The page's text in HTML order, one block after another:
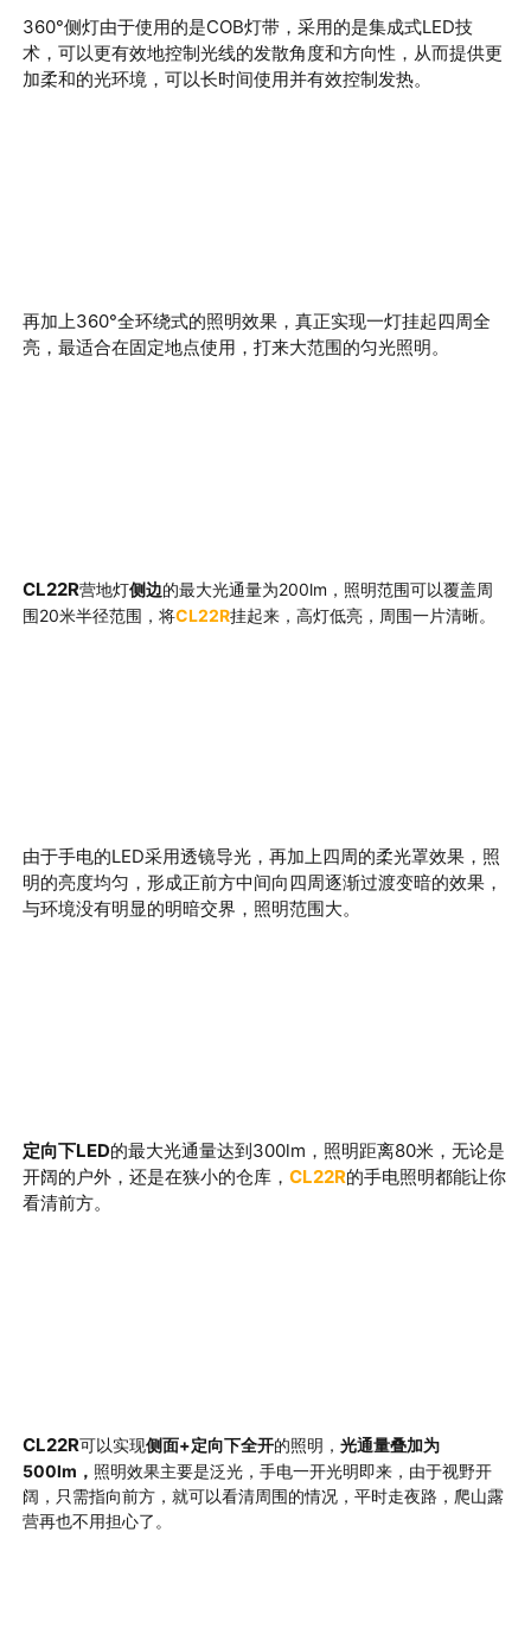
360°侧灯由于使用的是COB灯带 ，采用的是集成式LED技
术，可以更有效地控制光线的发散角度和方向性，从而提供更
加柔和的光环境，可以长时间使用并有效控制发热。
再加上360°全环绕式的照明效果，真正实现一灯挂起四周全
亮，最适合在固定地点使用，打来大范围的匀光照明。
CL22R营地灯侧边的最大光通量为200lm ，照明范围可以覆盖周
围20米半径范围，将CL22R挂起来，高灯低亮，周围一片清晰。
由于手电的LED采用透镜导光，再加上四周的柔光罩效果，照
明的亮度均匀，形成正前方中间向四周逐渐过渡变暗的效果，
与环境没有明显的明暗交界，照明范围大。
定向下LED的最大光通量达到300lm，照明距离80米，无论是
开阔的户外，还是在狭小的仓库，CL22R的手电照明都能让你
看清前方。
CL22R可以实现侧面+定向下全开的照明，光通量叠加为
500lm， 照明效果主要是泛光，手电一开光明即来，由于视野开
阔，只需指向前方，就可以看清周围的情况，平时走夜路，爬山露
营再也不用担心了。